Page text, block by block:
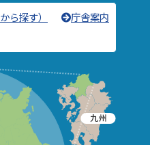
ら探す）
庁舎案内